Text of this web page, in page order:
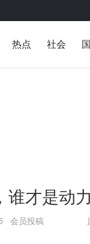
热点 社会
谁才是动
会员投稿